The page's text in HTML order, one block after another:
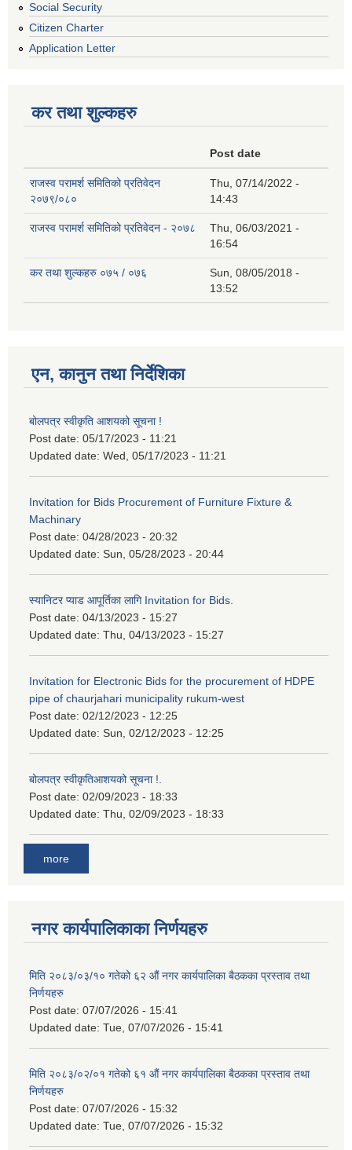
Social Security
Citizen Charter
Application Letter
कर तथा शुल्कहरु
Post date
राजस्व परामर्श समितिको प्रतिवेदन
२०७९/०८०
Thu, 07/14/2022 -
14:43
राजस्व परामर्श समितिको प्रतिवेदन - २०७८
Thu, 06/03/2021 -
16:54
कर तथा शुल्कहरु ०७५ / ०७६
Sun, 08/05/2018 -
13:52
एन, कानुन तथा निर्देशिका
बोलपत्र स्वीकृति आशयको सूचना !
Post date: 05/17/2023 - 11:21
Updated date: Wed, 05/17/2023 - 11:21
Invitation for Bids Procurement of Furniture Fixture &
Machinary
Post date: 04/28/2023 - 20:32
Updated date: Sun, 05/28/2023 - 20:44
स्यानिटर प्याड आपूर्तिका लागि Invitation for Bids.
Post date: 04/13/2023 - 15:27
Updated date: Thu, 04/13/2023 - 15:27
Invitation for Electronic Bids for the procurement of HDPE
pipe of chaurjahari municipality rukum-west
Post date: 02/12/2023 - 12:25
Updated date: Sun, 02/12/2023 - 12:25
बोलपत्र स्वीकृतिआशयको सूचना !.
Post date: 02/09/2023 - 18:33
Updated date: Thu, 02/09/2023 - 18:33
more
नगर कार्यपालिकाका निर्णयहरु
मिति २०८३/०३/१० गतेको ६२ औं नगर कार्यपालिका बैठकका प्रस्ताव तथा
निर्णयहरु
Post date: 07/07/2026 - 15:41
Updated date: Tue, 07/07/2026 - 15:41
मिति २०८३/०२/०१ गतेको ६१ औं नगर कार्यपालिका बैठकका प्रस्ताव तथा
निर्णयहरु
Post date: 07/07/2026 - 15:32
Updated date: Tue, 07/07/2026 - 15:32